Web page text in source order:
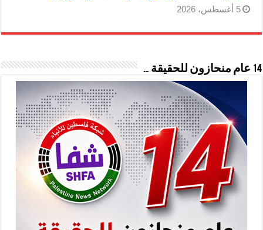
5 أغسطس، 2026
14 عام منحازون للحقيقة …